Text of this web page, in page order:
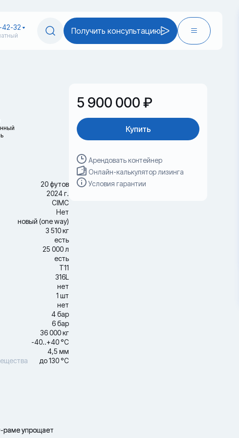
42-32 Получить консультацию
20 футов
2024 г.
CIMC
Нет
новый (one way)
3 510 кг
есть
25 000 л
есть
Т11
316L
нет
1 шт
нет
4 бар
6 бар
36 000 кг
-40..+40 °С
4,5 мм
до 130 °С
5 900 000 ₽
Купить
Арендовать контейнер
Онлайн-калькулятор лизинга
Условия гарантии
раме упрощает